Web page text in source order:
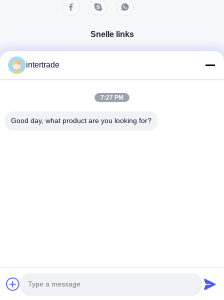
Snelle links
Huis
Contacteer ons
Copyright © 2022-2026 Hongya Power Generating Equipment To Utilities
intertrade
7:27 PM
Good day, what product are you looking for?